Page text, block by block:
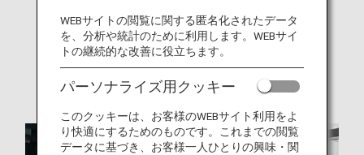
手荷物
旅CUBE（空港アクセス検索）
WEBサイトの閲覧に関する匿名化されたデータ
を、分析や統計のために利用します。WEBサイ
トの継続的な改善に役立ちます。
パーソナライズ用クッキー
このクッキーは、お客様のWEBサイト利用をよ
り快適にするためのものです。これまでの閲覧
データに基づき、お客様一人ひとりの興味・関